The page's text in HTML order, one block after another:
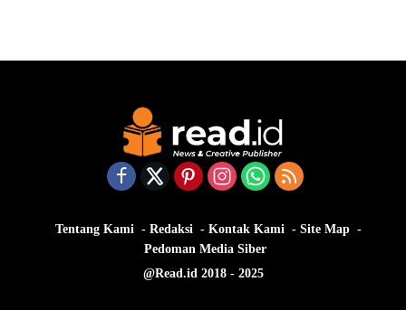
Tentang Kami Redaksi Kontak Kami
Site Map
Pedoman Media Siber
@Read.id 2018 - 2025